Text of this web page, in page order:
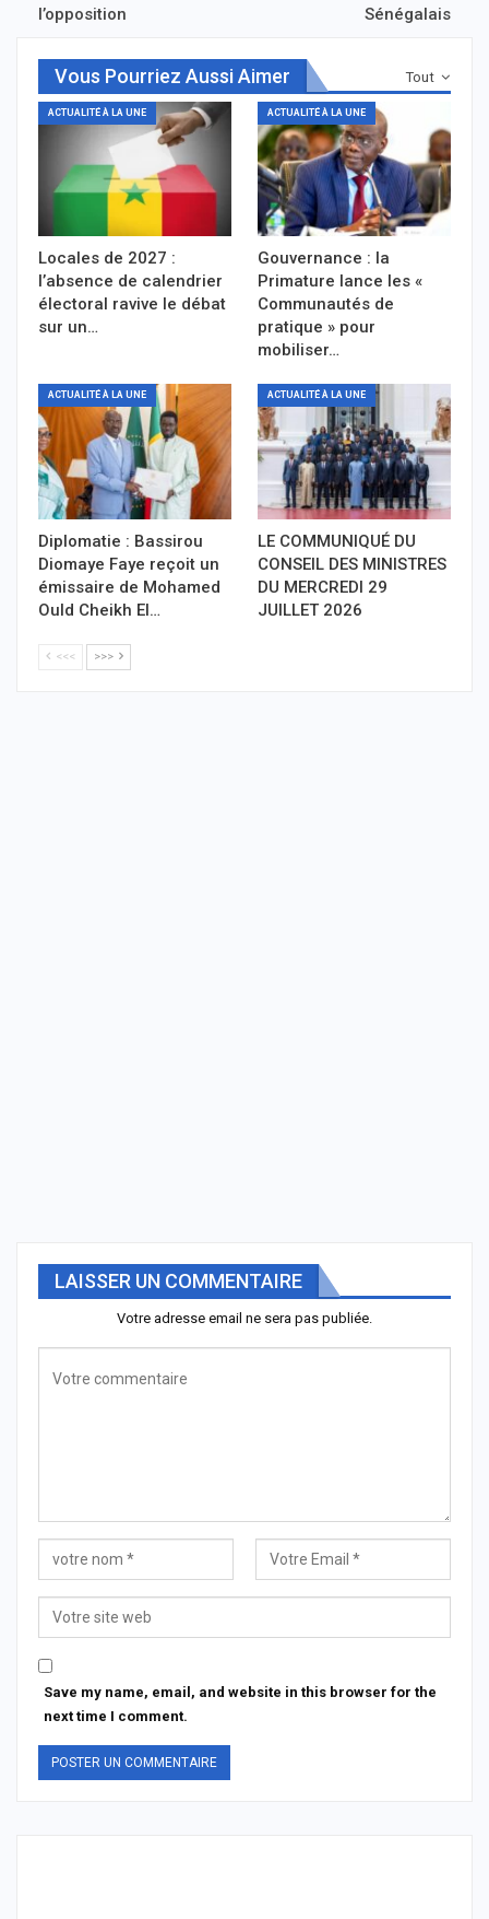
l’opposition
Sénégalais
Tout
Vous Pourriez Aussi Aimer
ACTUALITÉ À LA UNE
Locales de 2027 :
l’absence de calendrier
électoral ravive le débat
sur un…
ACTUALITÉ À LA UNE
Gouvernance : la
Primature lance les «
Communautés de
pratique » pour
mobiliser…
ACTUALITÉ À LA UNE
Diplomatie : Bassirou
Diomaye Faye reçoit un
émissaire de Mohamed
Ould Cheikh El…
ACTUALITÉ À LA UNE
LE COMMUNIQUÉ DU
CONSEIL DES MINISTRES
DU MERCREDI 29
JUILLET 2026
<<< >>>
LAISSER UN COMMENTAIRE
Votre adresse email ne sera pas publiée.
Save my name, email, and website in this browser for the
next time I comment.